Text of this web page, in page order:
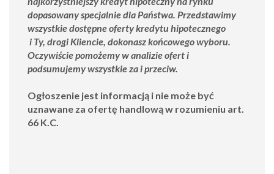
dopasowany specjalnie dla Państwa. Przedstawimy
wszystkie dostępne oferty kredytu hipotecznego
i Ty, drogi Kliencie, dokonasz końcowego wyboru.
Oczywiście pomożemy w analizie ofert i
podsumujemy wszystkie za i przeciw.
Ogłoszenie jest informacją i nie może być
uznawane za ofertę handlową w rozumieniu art.
66 K.C.